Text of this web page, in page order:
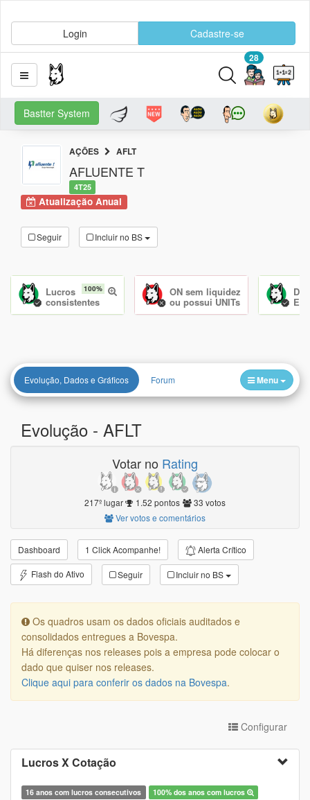
Login Cadastre-se
28
Bastter System
AÇÕES AFLT
AFLUENTE T
4T25
Atualização Anual
Seguir Incluir no BS
100%
Lucros
consistentes
ON sem liquidez
ou possui UNITs
Evolução, Dados e Gráficos Forum Menu
Evolução - AFLT
Votar no Rating
217º lugar 1.52 pontos
33 votos
Ver votos e comentários
Dashboard 1 Click Acompanhe! Alerta Crítico
Flash do Ativo Seguir Incluir no BS
Os quadros usam os dados oficiais auditados e
consolidados entregues a Bovespa.
Há diferenças nos releases pois a empresa pode colocar o
dado que quiser nos releases.
Clique aqui para conferir os dados na Bovespa.
Configurar
Lucros X Cotação
16 anos com lucros consecutivos 100% dos anos com lucros